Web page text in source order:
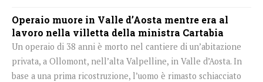
Operaio muore in Valle d’Aosta mentre era al
lavoro nella villetta della ministra Cartabia
Un operaio di 38 anni è morto nel cantiere di un’abitazione
privata, a Ollomont, nell’alta Valpelline, in Valle d’Aosta. In
base a una prima ricostruzione, l’uomo è rimasto schiacciato